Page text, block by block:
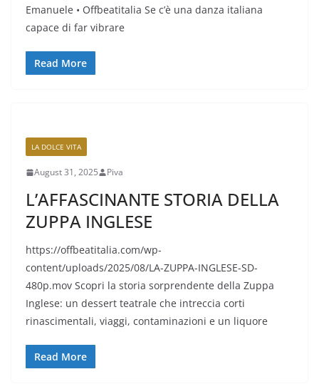
Emanuele • Offbeatitalia Se c’è una danza italiana
capace di far vibrare
Read More
LA DOLCE VITA
August 31, 2025 Piva
L’AFFASCINANTE STORIA DELLA
ZUPPA INGLESE
https://offbeatitalia.com/wp-
content/uploads/2025/08/LA-ZUPPA-INGLESE-SD-
480p.mov Scopri la storia sorprendente della Zuppa
Inglese: un dessert teatrale che intreccia corti
rinascimentali, viaggi, contaminazioni e un liquore
Read More